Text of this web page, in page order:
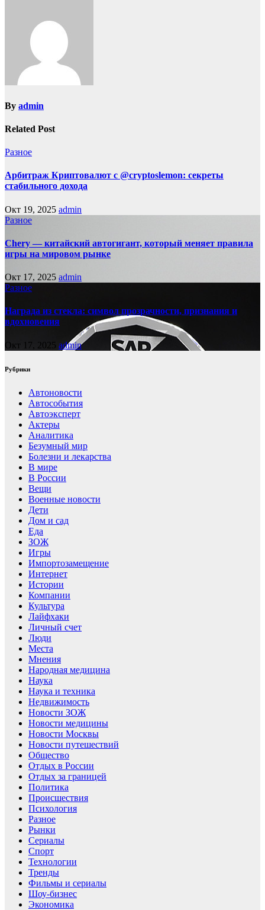
By admin
Related Post
Разное
Арбитраж Криптовалют с @cryptoslemon: секреты
стабильного дохода
Окт 19, 2025 admin
Разное
Chery — китайский автогигант, который меняет правила
игры на мировом рынке
Окт 17, 2025 admin
Разное
Награда из стекла: символ прозрачности, признания и
вдохновения
Окт 17, 2025 admin
Рубрики
Автоновости
Автособытия
Автоэксперт
Актеры
Аналитика
Безумный мир
Болезни и лекарства
В мире
В России
Вещи
Военные новости
Дети
Дом и сад
Еда
ЗОЖ
Игры
Импортозамещение
Интернет
Истории
Компании
Культура
Лайфхаки
Личный счет
Люди
Места
Мнения
Народная медицина
Наука
Наука и техника
Недвижимость
Новости ЗОЖ
Новости медицины
Новости Москвы
Новости путешествий
Общество
Отдых в России
Отдых за границей
Политика
Происшествия
Психология
Разное
Рынки
Сериалы
Спорт
Технологии
Тренды
Фильмы и сериалы
Шоу-бизнес
Экономика